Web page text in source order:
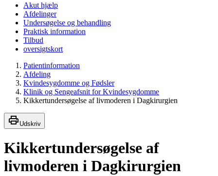
Akut hjælp
Afdelinger
Undersøgelse og behandling
Praktisk information
Tilbud
oversigtskort
Patientinformation
Afdeling
Kvindesygdomme og Fødsler
Klinik og Sengeafsnit for Kvindesygdomme
Kikkertundersøgelse af livmoderen i Dagkirurgien
Udskriv
Kikkertundersøgelse af
livmoderen i Dagkirurgien